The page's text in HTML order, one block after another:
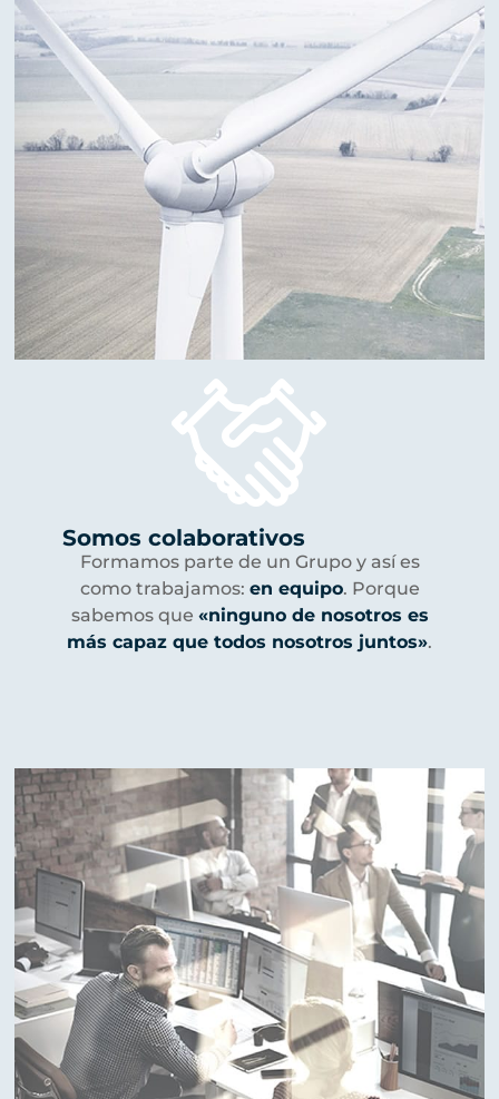
Somos colaborativos
Formamos parte de un Grupo y así es
como trabajamos: en equipo. Porque
sabemos que «ninguno de nosotros es
más capaz que todos nosotros juntos».